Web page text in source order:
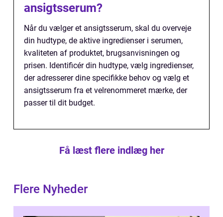
ansigtsserum?
Når du vælger et ansigtsserum, skal du overveje
din hudtype, de aktive ingredienser i serumen,
kvaliteten af produktet, brugsanvisningen og
prisen. Identificér din hudtype, vælg ingredienser,
der adresserer dine specifikke behov og vælg et
ansigtsserum fra et velrenommeret mærke, der
passer til dit budget.
Få læst flere indlæg her
Flere Nyheder